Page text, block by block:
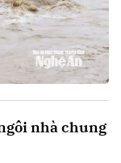
nhà chung